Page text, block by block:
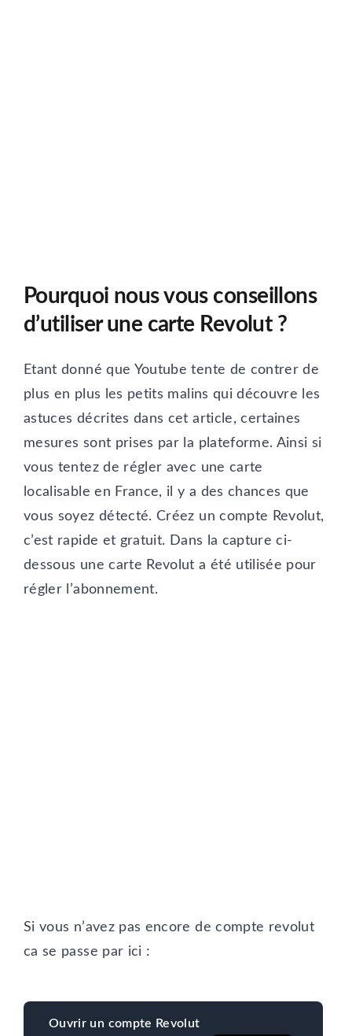
Pourquoi nous vous conseillons
d’utiliser une carte Revolut ?
Etant donné que Youtube tente de contrer de
plus en plus les petits malins qui découvre les
astuces décrites dans cet article, certaines
mesures sont prises par la plateforme. Ainsi si
vous tentez de régler avec une carte
localisable en France, il y a des chances que
vous soyez détecté. Créez un compte Revolut,
c’est rapide et gratuit. Dans la capture ci-
dessous une carte Revolut a été utilisée pour
régler l’abonnement.
Si vous n’avez pas encore de compte revolut
ca se passe par ici :
Ouvrir un compte Revolut